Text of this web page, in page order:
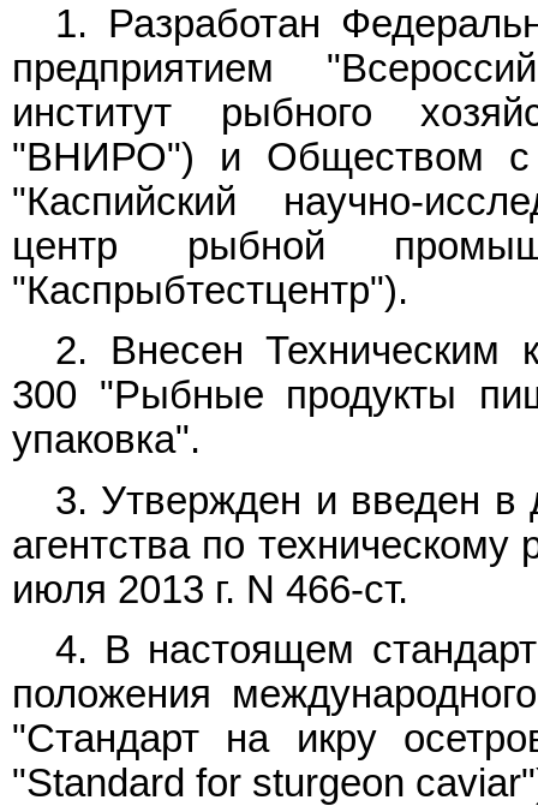
1. Разработан
предприятием
институт рыбного
"ВНИРО") и Обществом с
"Каспийский научно-
центр рыбной
"Каспрыбтестцентр").
2. Внесен Техническим
300 "Рыбные продукты
упаковка".
3. Утвержден и введен в
агентства по
июля 2013 г. N 466-ст.
4. В настоящем
положения
"Стандарт на икру
"Standard for sturgeon